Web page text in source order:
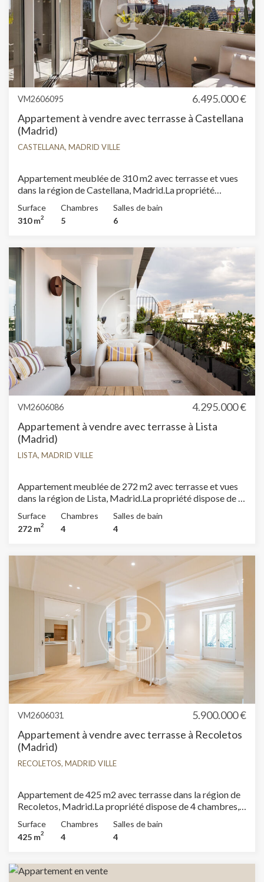
VM2606095
6.495.000 €
Appartement à vendre avec terrasse à Castellana
(Madrid)
CASTELLANA, MADRID VILLE
Appartement meublée de 310 m2 avec terrasse et vues
dans la région de Castellana, Madrid.La propriété
chauffage et concierge.
Surface
310 m2
Chambres
5
Salles de bain
6
VM2606086
4.295.000 €
Appartement à vendre avec terrasse à Lista
(Madrid)
LISTA, MADRID VILLE
Appartement meublée de 272 m2 avec terrasse et vues
dans la région de Lista, Madrid.La propriété dispose de 4
climatisation, armoires intégrées, buanderie, chauffage,
concierge et salle de stockage.
Surface
272 m2
Chambres
4
Salles de bain
4
VM2606031
5.900.000 €
Appartement à vendre avec terrasse à Recoletos
(Madrid)
RECOLETOS, MADRID VILLE
Appartement de 425 m2 avec terrasse dans la région de
Recoletos, Madrid.La propriété dispose de 4 chambres, 4
Surface
425 m2
Chambres
4
Salles de bain
4